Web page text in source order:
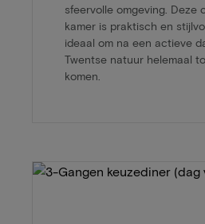
sfeervolle omgeving. Deze
kamer is praktisch en
ideaal om na een actieve
Twentse natuur helemaal
komen.